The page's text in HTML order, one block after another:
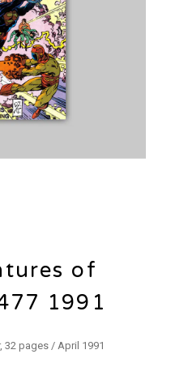
of
1991
32 pages / April 1991